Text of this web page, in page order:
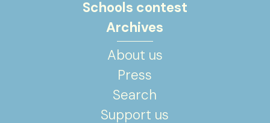
Schools contest
Archives
About us
Press
Search
Support us